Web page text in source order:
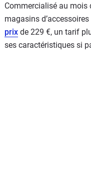
Commercialisé au mois
magasins
prix de 229 €, un tarif
ses caractéristiques si